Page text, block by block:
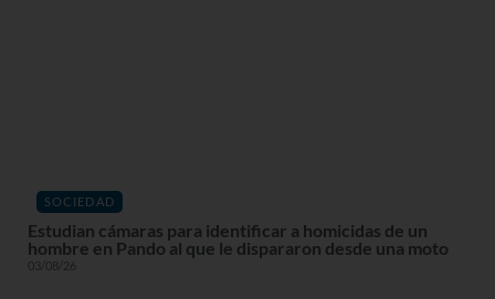
SOCIEDAD
Estudian cámaras para identificar a homicidas de un
hombre en Pando al que le dispararon desde una moto
03/08/26